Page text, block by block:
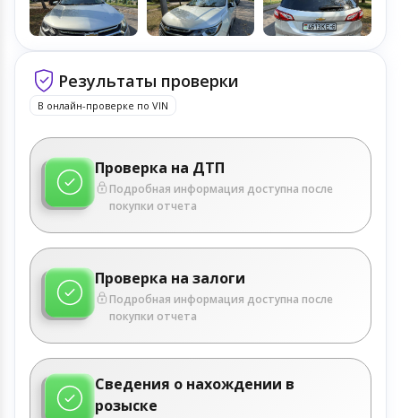
Результаты проверки
В онлайн-проверке по VIN
Проверка на ДТП
Подробная информация доступна после
покупки отчета
Проверка на залоги
Подробная информация доступна после
покупки отчета
Сведения о нахождении в
розыске